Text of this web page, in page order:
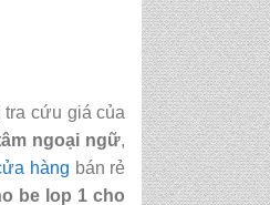
tra cứu giá của
ngoại ngữ,
hàng bán rẻ
be lop 1 cho